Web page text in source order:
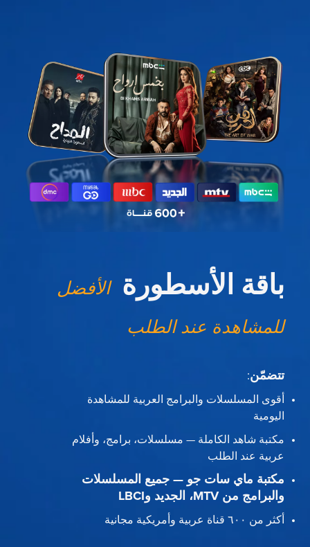
باقة الأسطورة الأفضل
للمشاهدة عند الطلب
تتضمّن:
أقوى المسلسلات والبرامج العربية للمشاهدة
اليومية
مكتبة شاهد الكاملة — مسلسلات، برامج، وأفلام
عربية عند الطلب
مكتبة ماي سات جو — جميع المسلسلات
والبرامج من MTV، الجديد وLBCI
أكثر من ٦٠٠ قناة عربية وأمريكية مجانية